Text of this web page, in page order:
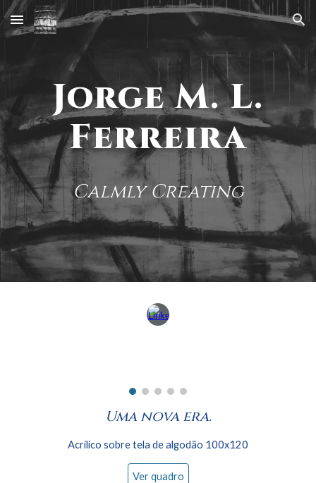
Skip to main content Skip to navigation
Jorge M. L.
Ferreira
Calmly Creating
Uma nova era.
Acrílico sobre tela de algodão 100x120
Ver quadro